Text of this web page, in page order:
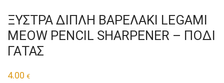
ΞΥΣΤΡΑ ΔΙΠΛΗ ΒΑΡΕΛΑΚΙ LEGAMI
MEOW PENCIL SHARPENER – ΠΟΔΙ
ΓΑΤΑΣ
4.00 €